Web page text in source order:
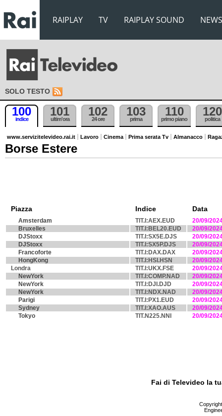
RAIPLAY TV RAIPLAY SOUND NEWS
SOLO TESTO
100
indice
101
ultim'ora
102
24 ore
103
prima
110
primo piano
120
politica
www.servizitelevideo.rai.it Lavoro Cinema Prima serata Tv Almanacco
Borse Estere
Piazza Indice Data
Amsterdam TIT.I:AEX.EUD
20/09/
Bruxelles
TIT.I:BEL20.EUD
20/09/
DJStoxx
TIT.I:SX5E.DJS
20/09/
DJStoxx
TIT.I:SX5P.DJS
20/09/
Francoforte
TIT.I:DAX.DAX
20/09/
HongKong
TIT.I:HSI.HSN
20/09/
Londra
TIT.I:UKX.FSE
20/09/
NewYork
TIT.I:COMP.NAD
20/09/
NewYork
TIT.I:DJI.DJD
20/09/
NewYork
TIT.I:NDX.NAD
20/09/
Parigi
TIT.I:PX1.EUD
20/09/
Sydney
TIT.I:XAO.AUS
20/09/
Tokyo
TIT.N225.NNI 20/09/
Fai di Televideo la